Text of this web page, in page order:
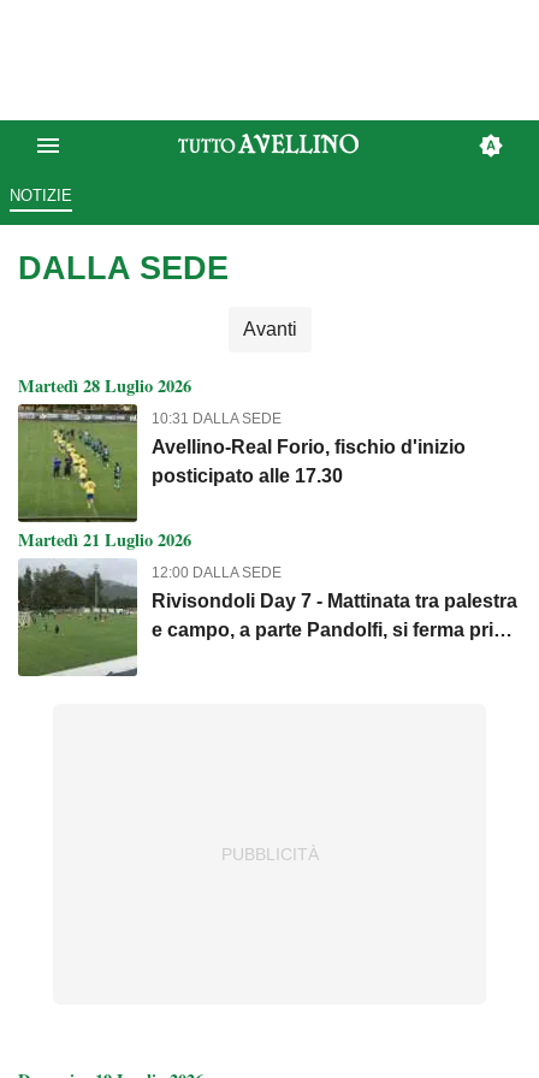
NOTIZIE
DALLA SEDE
Avanti
Martedì 28 Luglio 2026
10:31 DALLA SEDE
Avellino-Real Forio, fischio d'inizio
posticipato alle 17.30
Martedì 21 Luglio 2026
12:00 DALLA SEDE
Rivisondoli Day 7 - Mattinata tra palestra
e campo, a parte Pandolfi, si ferma prima